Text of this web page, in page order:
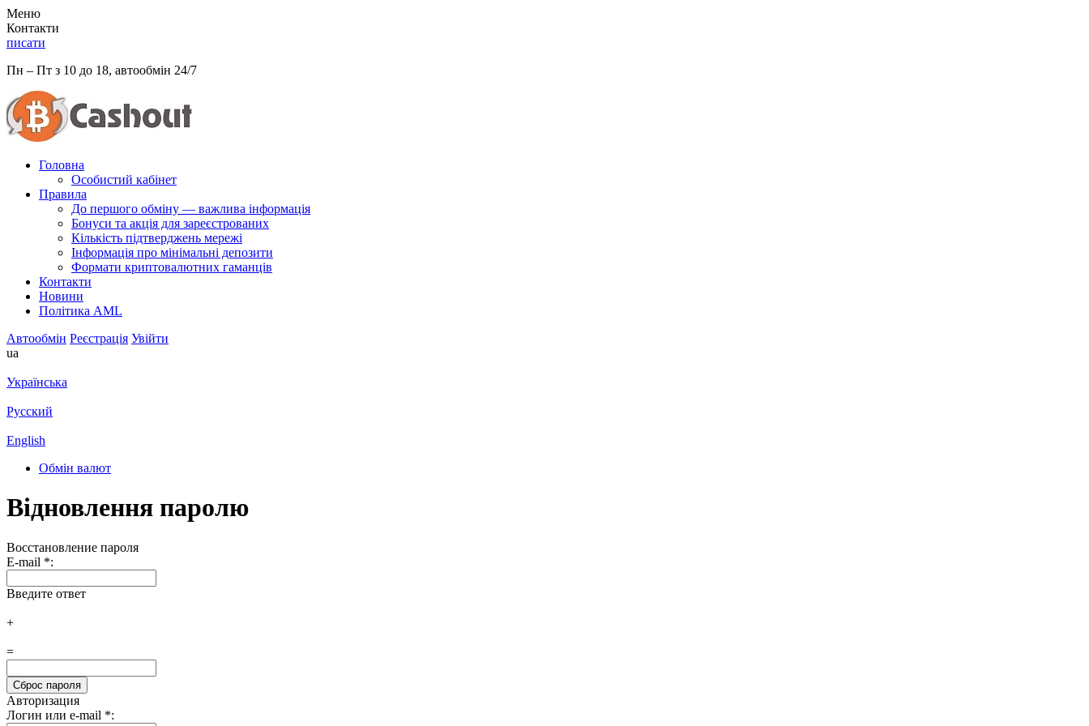
Меню
Контакти
писати
Пн – Пт з 10 до 18, автообмін 24/7
Головна
Особистий кабінет
Правила
До першого обміну — важлива інформація
Бонуси та акція для зареєстрованих
Кількість підтверджень мережі
Інформація про мінімальні депозити
Формати криптовалютних гаманців
Контакти
Новини
Політика AML
Автообмін Реєстрація Увійти
ua
Українська
Русский
English
Обмін валют
Відновлення паролю
Восстановление пароля
E-mail *:
Введите ответ
+
=
Авторизация
Логин или e-mail *: